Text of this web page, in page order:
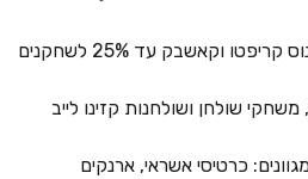
בונוסי רילוד שבועיים, בונוס קריפטו וקאשבק עד 25% לשחקנים
שולחן ושולחנות קזינו לייב
כרטיסי אשראי, ארנקים